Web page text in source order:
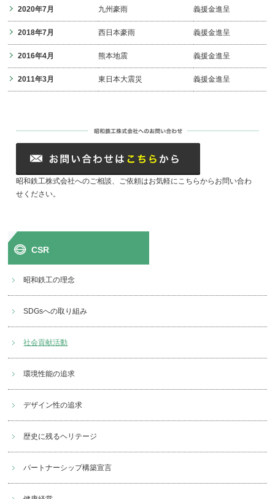
2020年7月 九州豪雨 義援金進呈
2018年7月 西日本豪雨 義援金進呈
2016年4月 熊本地震 義援金進呈
2011年3月 東日本大震災 義援金進呈
昭和鉄工株式会社へのご相談、ご依頼はお気軽にこちらからお問い合わ
せください。
CSR
昭和鉄工の理念
SDGsへの取り組み
社会貢献活動
環境性能の追求
デザイン性の追求
歴史に残るヘリテージ
パートナーシップ構築宣言